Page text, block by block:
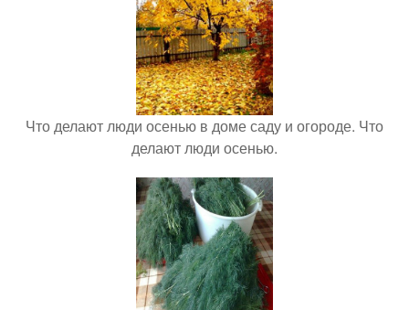
Что делают люди осенью в доме саду и огороде. Что
делают люди осенью.